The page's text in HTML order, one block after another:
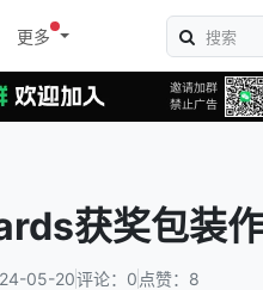
更多
获奖包装
05-20评论：0 点赞：8